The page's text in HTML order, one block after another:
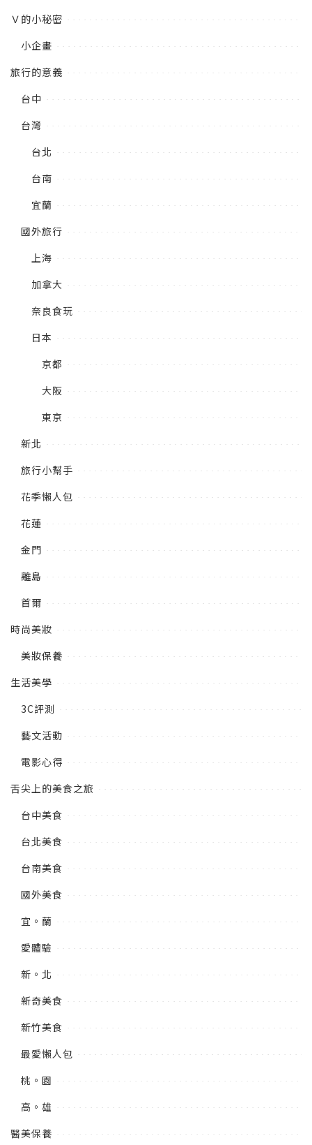
Ｖ的小秘密
小企畫
旅行的意義
台中
台灣
台北
台南
宜蘭
國外旅行
上海
加拿大
奈良食玩
日本
京都
大阪
東京
新北
旅行小幫手
花季懶人包
花蓮
金門
離島
首爾
時尚美妝
美妝保養
生活美學
3C評測
藝文活動
電影心得
舌尖上的美食之旅
台中美食
台北美食
台南美食
國外美食
宜。蘭
愛體驗
新。北
新奇美食
新竹美食
最愛懶人包
桃。園
高。雄
醫美保養